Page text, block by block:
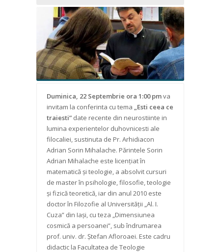
Duminica, 22 Septembrie ora 1:00 pmva
invitam la conferinta cu tema „Esti ceea ce
traiesti”date recente din neurostiinte in
lumina experientelor duhovnicesti ale
filocaliei, sustinuta de Pr. Arhidiacon
Adrian Sorin Mihalache. Părintele Sorin
Adrian Mihalache este licenţiat în
matematică şi teologie, a absolvit cursuri
de master în psihologie, filosofie, teologie
şi fizică teoretică, iar din anul 2010 este
doctor în Filozofie al Universităţii „Al. I.
Cuza” din Iaşi, cu teza „Dimensiunea
cosmică a persoanei”, sub îndrumarea
prof. univ. dr. Ştefan Afloroaei. Este cadru
didactic la Facultatea de Teologie